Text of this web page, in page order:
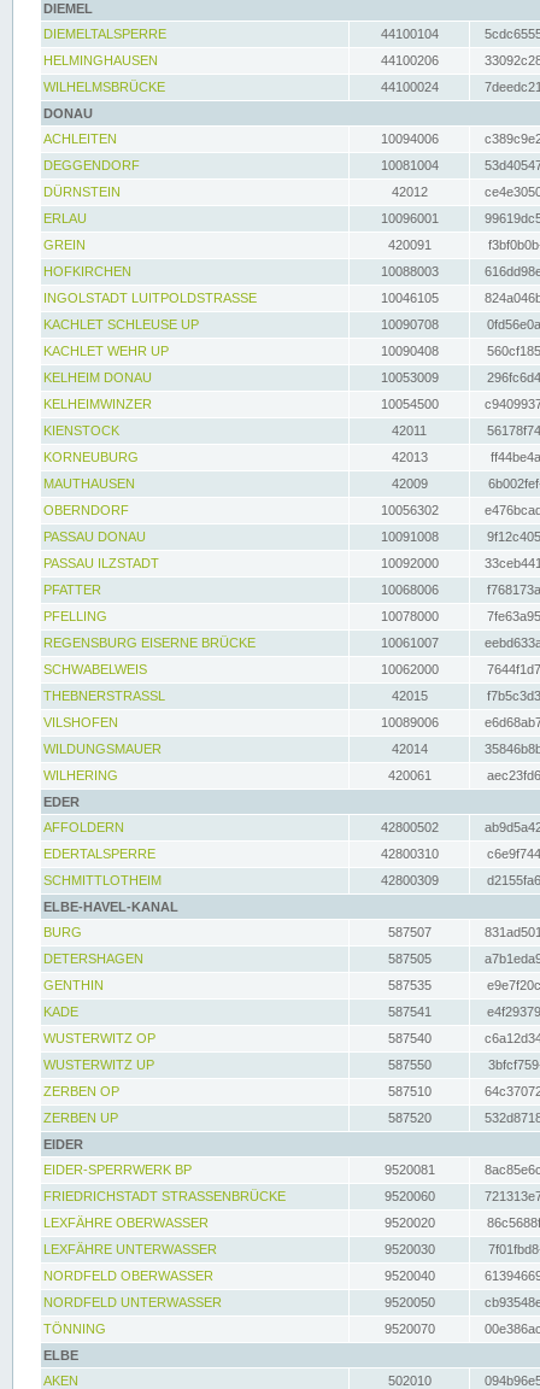
DIEMEL
DIEMELTALSPERRE
44100104
HELMINGHAUSEN
44100206
WILHELMSBRÜCKE
44100024
DONAU
ACHLEITEN
10094006
DEGGENDORF
10081004
DÜRNSTEIN
42012
ERLAU
10096001
GREIN
420091
HOFKIRCHEN
10088003
INGOLSTADT LUITPOLDSTRASSE
10046105
KACHLET SCHLEUSE UP
10090708
KACHLET WEHR UP
10090408
KELHEIM DONAU
10053009
KELHEIMWINZER
10054500
KIENSTOCK
42011
KORNEUBURG
42013
MAUTHAUSEN
42009
OBERNDORF
10056302
PASSAU DONAU
10091008
PASSAU ILZSTADT
10092000
PFATTER
10068006
PFELLING
10078000
REGENSBURG EISERNE BRÜCKE
10061007
SCHWABELWEIS
10062000
THEBNERSTRASSL
42015
VILSHOFEN
10089006
WILDUNGSMAUER
42014
WILHERING
420061
EDER
AFFOLDERN
42800502
EDERTALSPERRE
42800310
SCHMITTLOTHEIM
42800309
ELBE-HAVEL-KANAL
BURG
587507
DETERSHAGEN
587505
GENTHIN
587535
KADE
587541
WUSTERWITZ OP
587540
WUSTERWITZ UP
587550
ZERBEN OP
587510
ZERBEN UP
587520
EIDER
EIDER-SPERRWERK BP
9520081
FRIEDRICHSTADT STRASSENBRÜCKE
9520060
LEXFÄHRE OBERWASSER
9520020
LEXFÄHRE UNTERWASSER
9520030
NORDFELD OBERWASSER
9520040
NORDFELD UNTERWASSER
9520050
TÖNNING
9520070
ELBE
AKEN
502010